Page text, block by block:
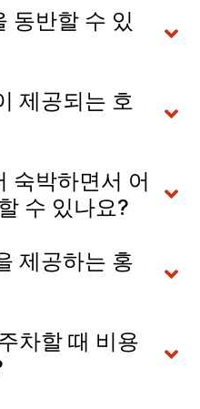
동반할 수 있
제공되는 호
숙박하면서 어
수 있나요?
제공하는 홍
차할 때 비용